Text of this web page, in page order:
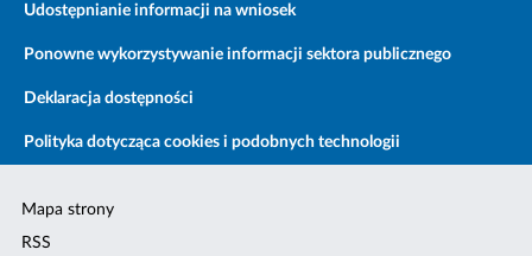
Udostępnianie informacji na wniosek
Ponowne wykorzystywanie informacji sektora publicznego
Deklaracja dostępności
Polityka dotycząca cookies i podobnych technologii
Mapa strony
RSS